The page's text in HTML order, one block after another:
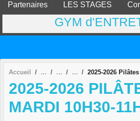
Partenaires LES STAGES
GYM
Accueil 2025-2026
2025-2026
MARDI 10H30-